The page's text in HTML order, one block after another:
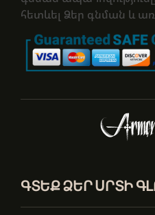
հետևել Ձեր գնման և
ԳՏԵՔ ՁԵՐ ՍՐՏԻ